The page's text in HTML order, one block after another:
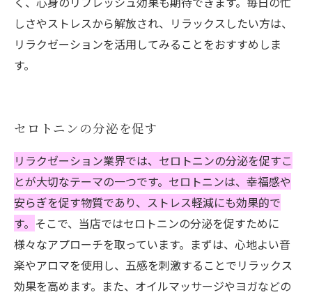
しさやストレスから解放され、リラックスしたい方は、
リラクゼーションを活用してみることをおすすめしま
す。
セロトニンの分泌を促す
リラクゼーション業界では、セロトニンの分泌を促すこ
とが大切なテーマの一つです。セロトニンは、幸福感や
安らぎを促す物質であり、ストレス軽減にも効果的で
す。 そこで、当店ではセロトニンの分泌を促すために
様々なアプローチを取っています。まずは、心地よい音
楽やアロマを使用し、五感を刺激することでリラックス
効果を高めます。また、オイルマッサージやヨガなどの